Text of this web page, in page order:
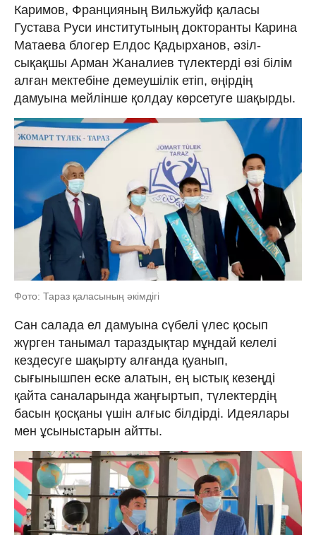
Каримов, Францияның Вильжуйф қаласы
Густава Руси институтының докторанты Карина
Матаева блогер Елдос Қадырханов, әзіл-
сықақшы Арман Жаналиев түлектерді өзі білім
алған мектебіне демеушілік етіп, өңірдің
дамуына мейлінше қолдау көрсетуге шақырды.
Фото: Тараз қаласының әкімдігі
Сан салада ел дамуына сүбелі үлес қосып
жүрген танымал тараздықтар мұндай келелі
кездесуге шақырту алғанда қуанып,
сығынышпен еске алатын, ең ыстық кезеңді
қайта саналарында жаңғыртып, түлектердің
басын қосқаны үшін алғыс білдірді. Идеялары
мен ұсыныстарын айтты.